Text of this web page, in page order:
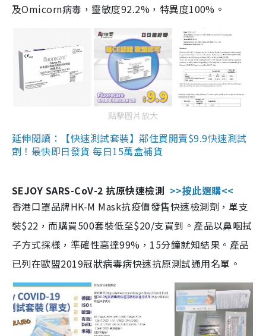
及Omicorn病毒，靈敏度92.2%，特異度100%。
點擊圖片放大
延伸閱讀：【快速測試套裝】鄰住買開賣$9.9快速測試
劑！最快即日發貨 每日15萬盒補貨
SEJOY SARS-CoV-2 抗原快速檢測 >>按此選購<<
香港口罩品牌HK-M Mask抗疫價發售快速檢測劑，單支
裝$22，而購買500套裝低至$20/支買到。產品以鼻咽拭
子方式採樣，準確性高達99%，15分鐘就知結果。產品
已列在歐盟2019冠狀病毒病快速抗原測試通用名單。